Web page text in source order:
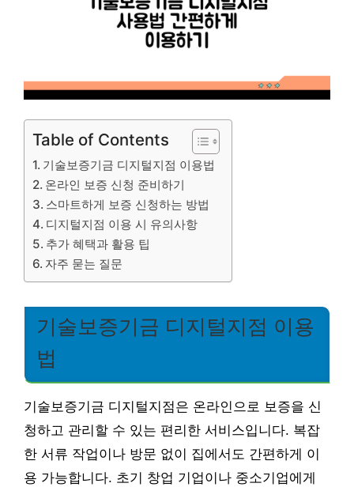
Table of Contents
기술보증기금 디지털지점 이용법
온라인 보증 신청 준비하기
스마트하게 보증 신청하는 방법
디지털지점 이용 시 유의사항
추가 혜택과 활용 팁
자주 묻는 질문
기술보증기금 디지털지점 이용
법
기술보증기금 디지털지점은 온라인으로 보증을 신
청하고 관리할 수 있는 편리한 서비스입니다. 복잡
한 서류 작업이나 방문 없이 집에서도 간편하게 이
용 가능합니다. 초기 창업 기업이나 중소기업에게